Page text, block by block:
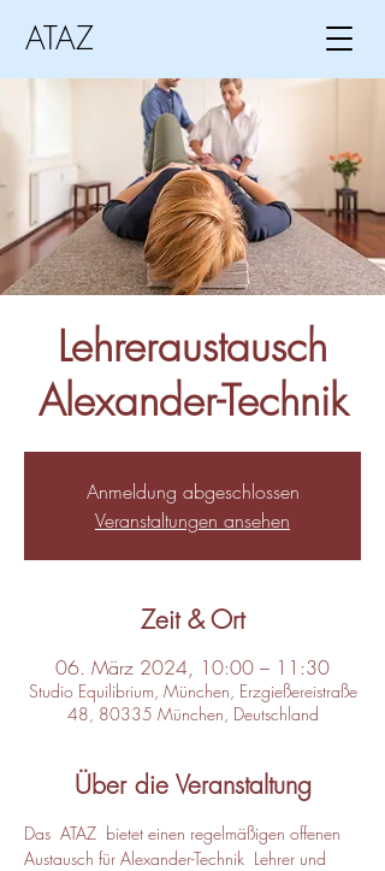
ATAZ
Lehreraustausch
Alexander-Technik
Anmeldung abgeschlossen
Veranstaltungen ansehen
Zeit & Ort
06. März 2024, 10:00 – 11:30
Studio Equilibrium, München, Erzgießereistraße
48, 80335 München, Deutschland
Über die Veranstaltung
Das  ATAZ  bietet einen regelmäßigen offenen
Austausch für Alexander-Technik  Lehrer und